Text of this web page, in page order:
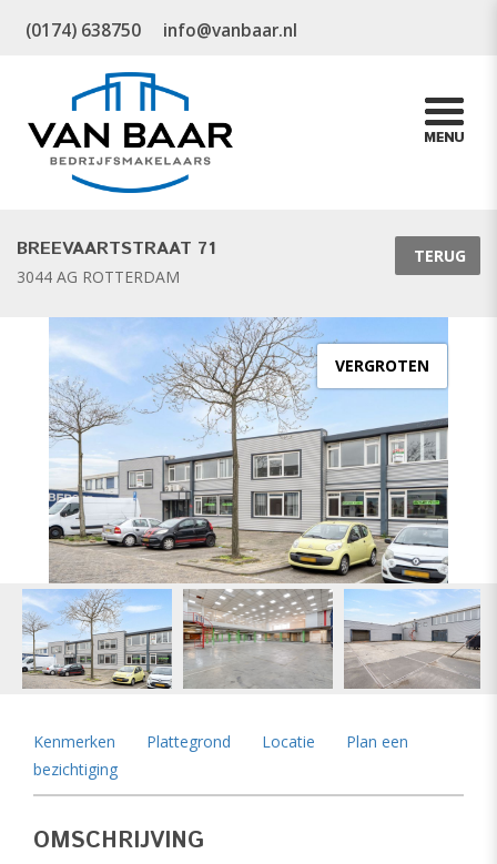
(0174) 638750 info@vanbaar.nl
BREEVAARTSTRAAT 71
3044 AG ROTTERDAM
TERUG
vorige
VERGROTEN
vorige
Kenmerken Plattegrond Locatie
Plan een
bezichtiging
OMSCHRIJVING